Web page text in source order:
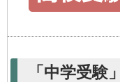
「中学受験